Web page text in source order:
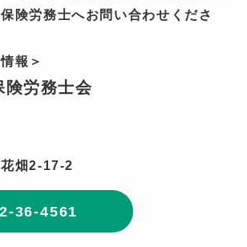
険労務士へお問い合わせくださ
報＞
険労務士会
畑2-17-2
36-4561